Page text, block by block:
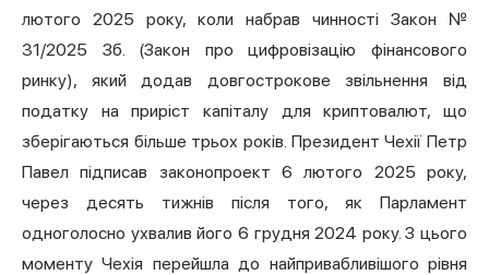
лютого 2025 року, коли набрав чинності Закон №
31/2025 Зб. (Закон про цифровізацію фінансового
ринку), який додав довгострокове звільнення від
податку на приріст капіталу для криптовалют, що
зберігаються більше трьох років. Президент Чехії Петр
Павел підписав законопроект 6 лютого 2025 року,
через десять тижнів після того, як Парламент
одноголосно ухвалив його 6 грудня 2024 року. З цього
моменту Чехія перейшла до найпривабливішого рівня